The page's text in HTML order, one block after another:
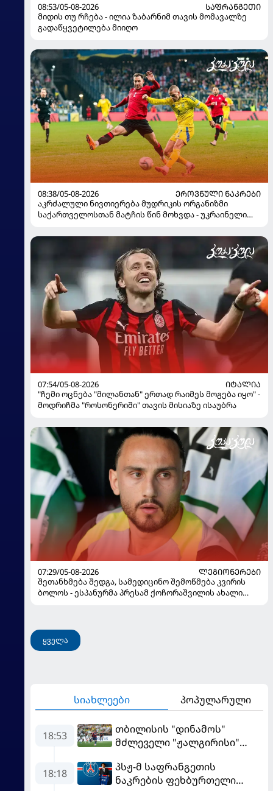
08:53/05-08-2026
ᲡᲐᲤᲠᲐᲜᲒᲔᲗᲘ
მიდის თუ რჩება - ილია ზაბარნიმ თავის მომავალზე
გადაწყვეტილება მიიღო
08:38/05-08-2026
ᲔᲠᲝᲕᲜᲣᲚᲘ ᲜᲐᲙᲠᲔᲑᲘ
აკრძალული ნივთიერება მუდრიკის ორგანიზმი
საქართველოსთან მატჩის წინ მოხვდა - უკრაინელი
ინფორმაციას ავრცელებს
07:54/05-08-2026
ᲘᲢᲐᲚᲘᲐ
"ჩემი ოცნება "მილანთან" ერთად რაიმეს მოგება იყო" -
მოდრიჩმა "როსონერიში" თავის მისიაზე ისაუბრა
07:29/05-08-2026
ᲚᲔᲒᲘᲝᲜᲔᲠᲔᲑᲘ
შეთანხმება შედგა, სამედიცინო შემოწმება კვირის
ბოლოს - ესპანურმა პრესამ ქოჩორაშვილის ახალი
ყველა
სიახლეები პოპულარული
18:53
თბილისის "დინამოს"
მძლეველი "ჟალგირისი"
განადგურდა
18:18
პსჟ-მ საფრანგეთის
ნაკრების ფეხბურთელი